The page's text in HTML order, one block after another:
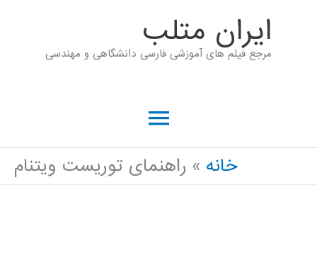
ايران متلب
مرجع فیلم های آموزشی فارسی دانشگاهی و مهندسی
فهرست
اصلی
خانه راهنمای توریست ویتنام